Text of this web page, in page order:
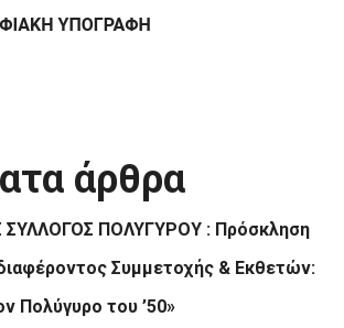
άρθρα
ΠΟΛΥΓΥΡΟΥ : Πρόσκληση
Συμμετοχής & Εκθετών:
Πολύγυρο του ’50»